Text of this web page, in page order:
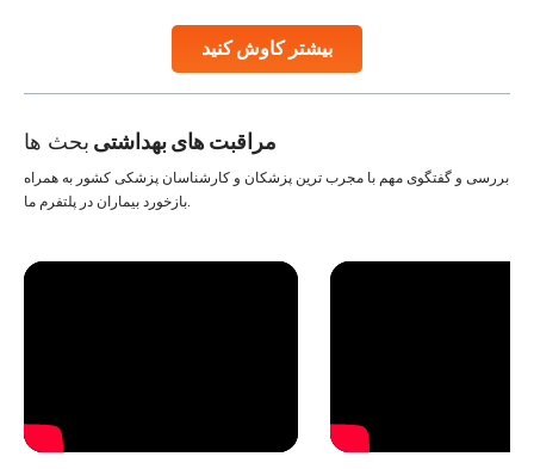
بیشتر کاوش کنید
Studies, such as one published
مراقبت های بهداشتی بحث ها
بررسی و گفتگوی مهم با مجرب ترین پزشکان و کارشناسان پزشکی کشور به همراه
بازخورد بیماران در پلتفرم ما.